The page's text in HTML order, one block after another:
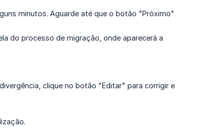
minutos. Aguarde até que o botão "Próximo"
do processo de migração, onde aparecerá a
clique no botão "Editar" para corrigir e